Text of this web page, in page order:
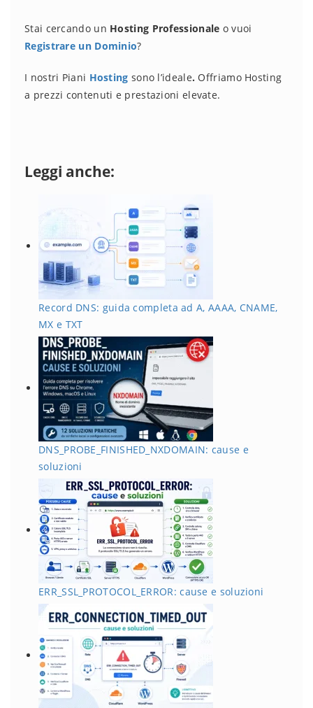
Stai cercando un Hosting Professionale o vuoi
Registrare un Dominio?
I nostri Piani Hosting sono l’ideale. Offriamo Hosting
a prezzi contenuti e prestazioni elevate.
Leggi anche:
Record DNS: guida completa ad A, AAAA, CNAME,
MX e TXT
DNS_PROBE_FINISHED_NXDOMAIN: cause e
soluzioni
ERR_SSL_PROTOCOL_ERROR: cause e soluzioni